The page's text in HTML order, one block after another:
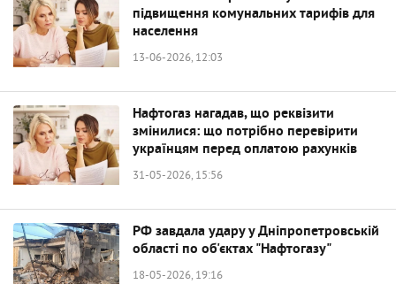
підвищення комунальних тарифів для
населення
13-06-2026, 12:03
Нафтогаз нагадав, що реквізити
змінилися: що потрібно перевірити
українцям перед оплатою рахунків
31-05-2026, 15:56
РФ завдала удару у Дніпропетровській
області по об'єктах "Нафтогазу"
18-05-2026, 19:16